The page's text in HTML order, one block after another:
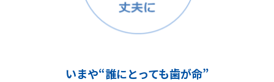
いまや“誰にとっても歯が命”